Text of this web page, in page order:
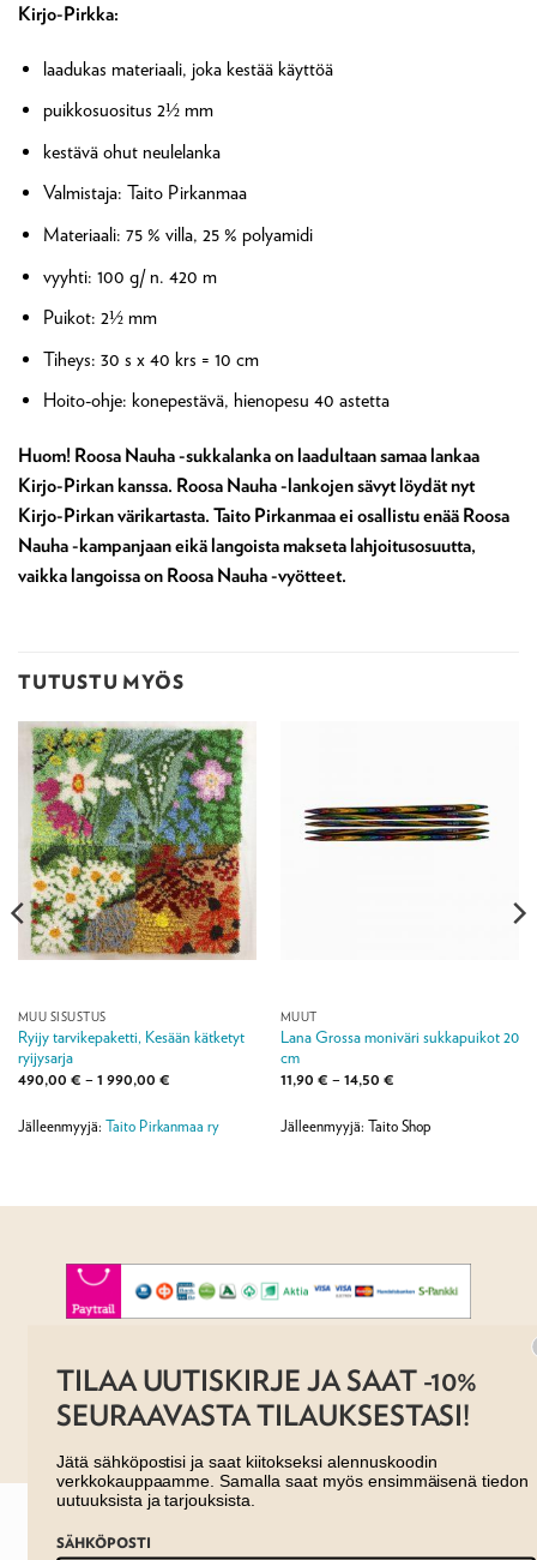
Kirjo-Pirkka:
laadukas materiaali, joka kestää käyttöä
puikkosuositus 2½ mm
kestävä ohut neulelanka
Valmistaja: Taito Pirkanmaa
Materiaali: 75 % villa, 25 % polyamidi
vyyhti: 100 g/ n. 420 m
Puikot: 2½ mm
Tiheys: 30 s x 40 krs = 10 cm
Hoito-ohje: konepestävä, hienopesu 40 astetta
Huom! Roosa Nauha -sukkalanka on laadultaan samaa lankaa
Kirjo-Pirkan kanssa. Roosa Nauha -lankojen sävyt löydät nyt
Kirjo-Pirkan värikartasta. Taito Pirkanmaa ei osallistu enää Roosa
Nauha -kampanjaan eikä langoista makseta lahjoitusosuutta,
vaikka langoissa on Roosa Nauha -vyötteet.
TUTUSTU MYÖS
MUU SISUSTUS
Ryijy tarvikepaketti, Kesään kätketyt
ryijysarja
490,00 € – 1 990,00 €Hintaluokka:
1
990,00 €
Jälleenmyyjä: Taito Pirkanmaa ry
MUUT
Lana Grossa moniväri sukkapuikot 20
cm
11,90 € – 14,50 €Hintaluokka:
14,50 €
Jälleenmyyjä: Taito Shop
REKISTERISELOSTE
EVÄSTESELOSTE
TILAUS- JA TOIMITUSEHDOT
Copyright 2026 ©Taito shop
TILAA UUTISKIRJE JA SAAT -10%
SEURAAVASTA TILAUKSESTASI!
Jätä sähköpostisi ja saat kiitokseksi alennuskoodin
verkkokauppaamme. Samalla saat myös ensimmäisenä tiedon
uutuuksista ja tarjouksista.
SÄHKÖPOSTI